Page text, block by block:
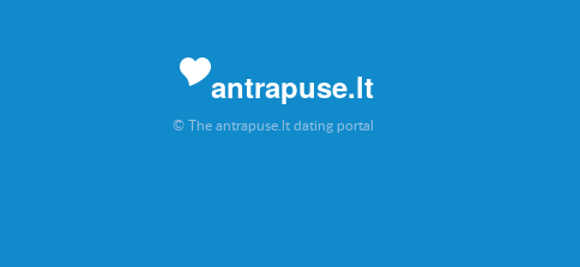
antrapuse.lt
© The antrapuse.lt dating portal